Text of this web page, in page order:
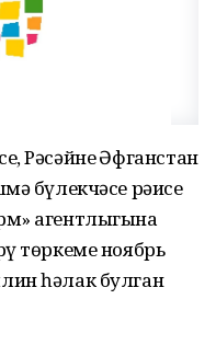
Рәсәйнең Әфганстан
бүлекчәсе рәисе
агентлыгына
төркеме ноябрь
һәлак булган